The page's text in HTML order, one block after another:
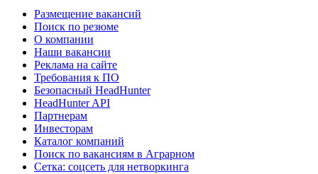
Размещение вакансий
Поиск по резюме
О компании
Наши вакансии
Реклама на сайте
Требования к ПО
Безопасный HeadHunter
HeadHunter API
Партнерам
Инвесторам
Каталог компаний
Поиск по вакансиям в Аграрном
Сетка: соцсеть для нетворкинга